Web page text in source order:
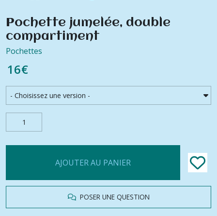
Pochette jumelée, double
compartiment
Pochettes
16€
AJOUTER AU PANIER
POSER UNE QUESTION